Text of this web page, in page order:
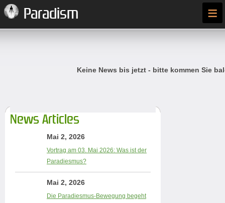
Paradism ≡
Keine News bis jetzt - bitte kommen Sie
News Articles
Mai 2, 2026
Vortrag am 03. Mai 2026: Was ist der
Paradiesmus?
Mai 2, 2026
Die Paradiesmus-Bewegung begeht